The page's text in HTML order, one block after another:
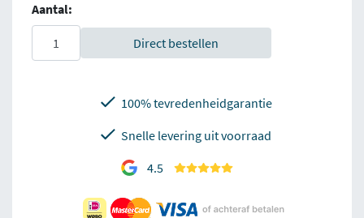
Aantal:
Direct bestellen
100% tevredenheidgarantie
Snelle levering uit voorraad
4.5